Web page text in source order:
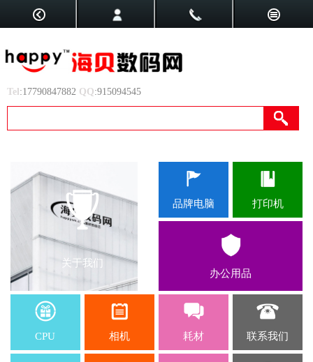
Tel :17790847882 QQ:915094545
关于我们
品牌电脑 打印机
办公用品
CPU 相机 耗材 联系我们